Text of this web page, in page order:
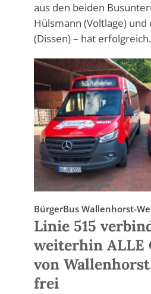
aus den beiden
Hülsmann (Voltlage)
(Dissen) – hat
BürgerBus Wallenhorst-
Linie 515
weiterhin ALLE
von
frei